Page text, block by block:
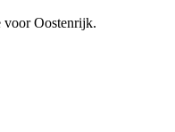
voor Oostenrijk.